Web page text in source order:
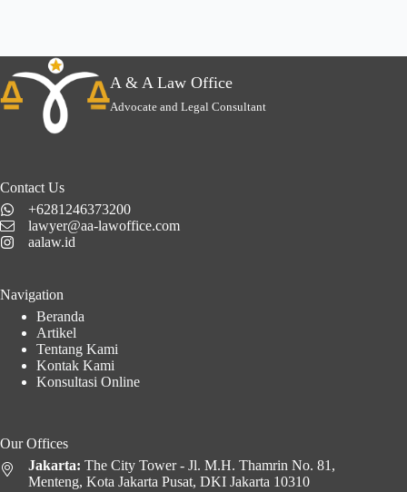
A & A Law Office
Advocate and Legal Consultant
Contact Us
+6281246373200
lawyer@aa-lawoffice.com
aalaw.id
Navigation
Beranda
Artikel
Tentang Kami
Kontak Kami
Konsultasi Online
Our Offices
Jakarta: The City Tower - Jl. M.H. Thamrin No. 81,
Menteng, Kota Jakarta Pusat, DKI Jakarta 10310